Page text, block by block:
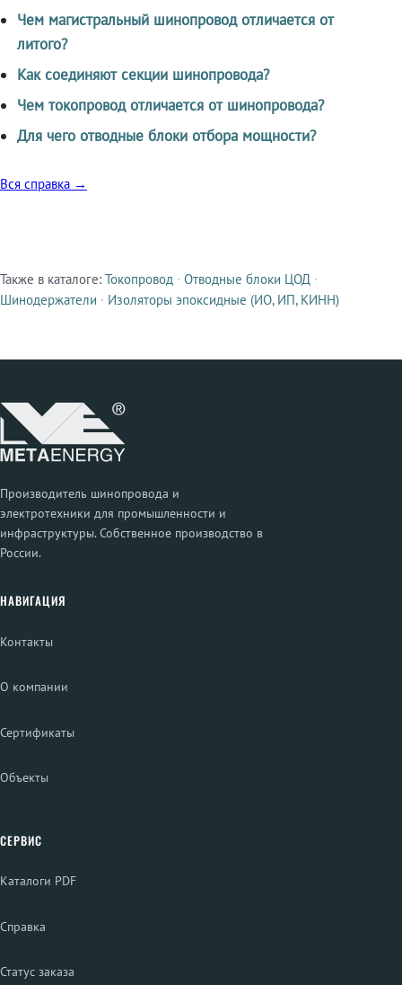
Чем магистральный шинопровод отличается от
литого?
Как соединяют секции шинопровода?
Чем токопровод отличается от шинопровода?
Для чего отводные блоки отбора мощности?
Вся справка →
Смежные продукты
Также в каталоге: Токопровод · Отводные блоки ЦОД ·
Шинодержатели · Изоляторы эпоксидные (ИО, ИП, КИНН)
Производитель шинопровода и
электротехники для промышленности и
инфраструктуры. Собственное производство в
России.
НАВИГАЦИЯ
Контакты
О компании
Сертификаты
Объекты
СЕРВИС
Каталоги PDF
Справка
Статус заказа